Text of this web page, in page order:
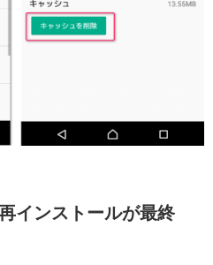
インストールが最終